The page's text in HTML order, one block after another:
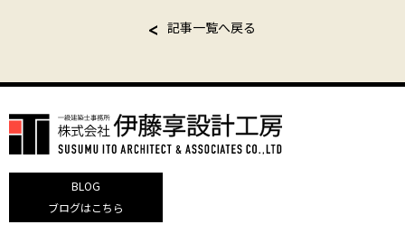
記事一覧へ戻る
BLOG
ブログはこちら